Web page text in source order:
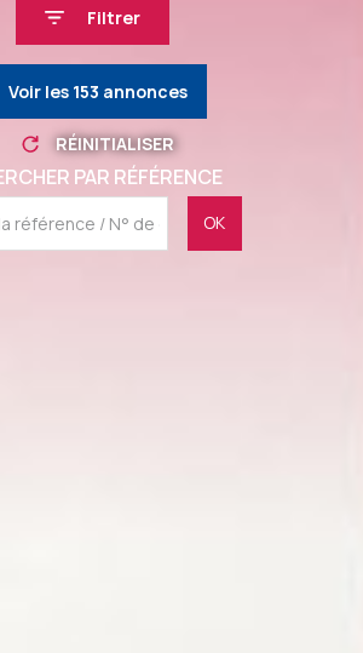
Filtrer
Voir les 153 annonces
RÉINITIALISER
PAR RÉFÉRENCE
OK